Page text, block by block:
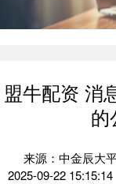
盟牛配资 消
的
来源：中金辰大
2025-09-22 15:15:14